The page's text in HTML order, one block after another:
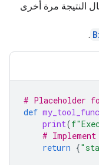
النتيجة مرة أخرى
.
# Placeholder
def
print(f
#
return {